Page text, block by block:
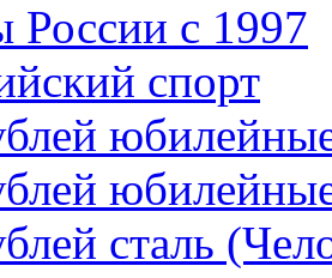
России c 1997
спорт
сталь